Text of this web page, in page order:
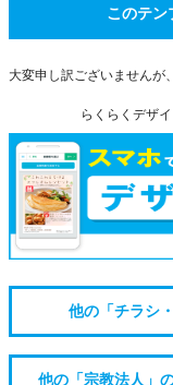
このテン
大変申し訳ございませんが
らくらくデザ
他の「チラシ
他の「宗教法人」